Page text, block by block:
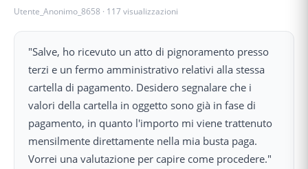
Utente_Anonimo_8658 · 117visualizzazioni
"Salve, ho ricevuto un atto di pignoramento presso
terzi e un fermo amministrativo relativi alla stessa
cartella di pagamento. Desidero segnalare che i
valori della cartella in oggetto sono già in fase di
pagamento, in quanto l'importo mi viene trattenuto
mensilmente direttamente nella mia busta paga.
Vorrei una valutazione per capire come procedere."